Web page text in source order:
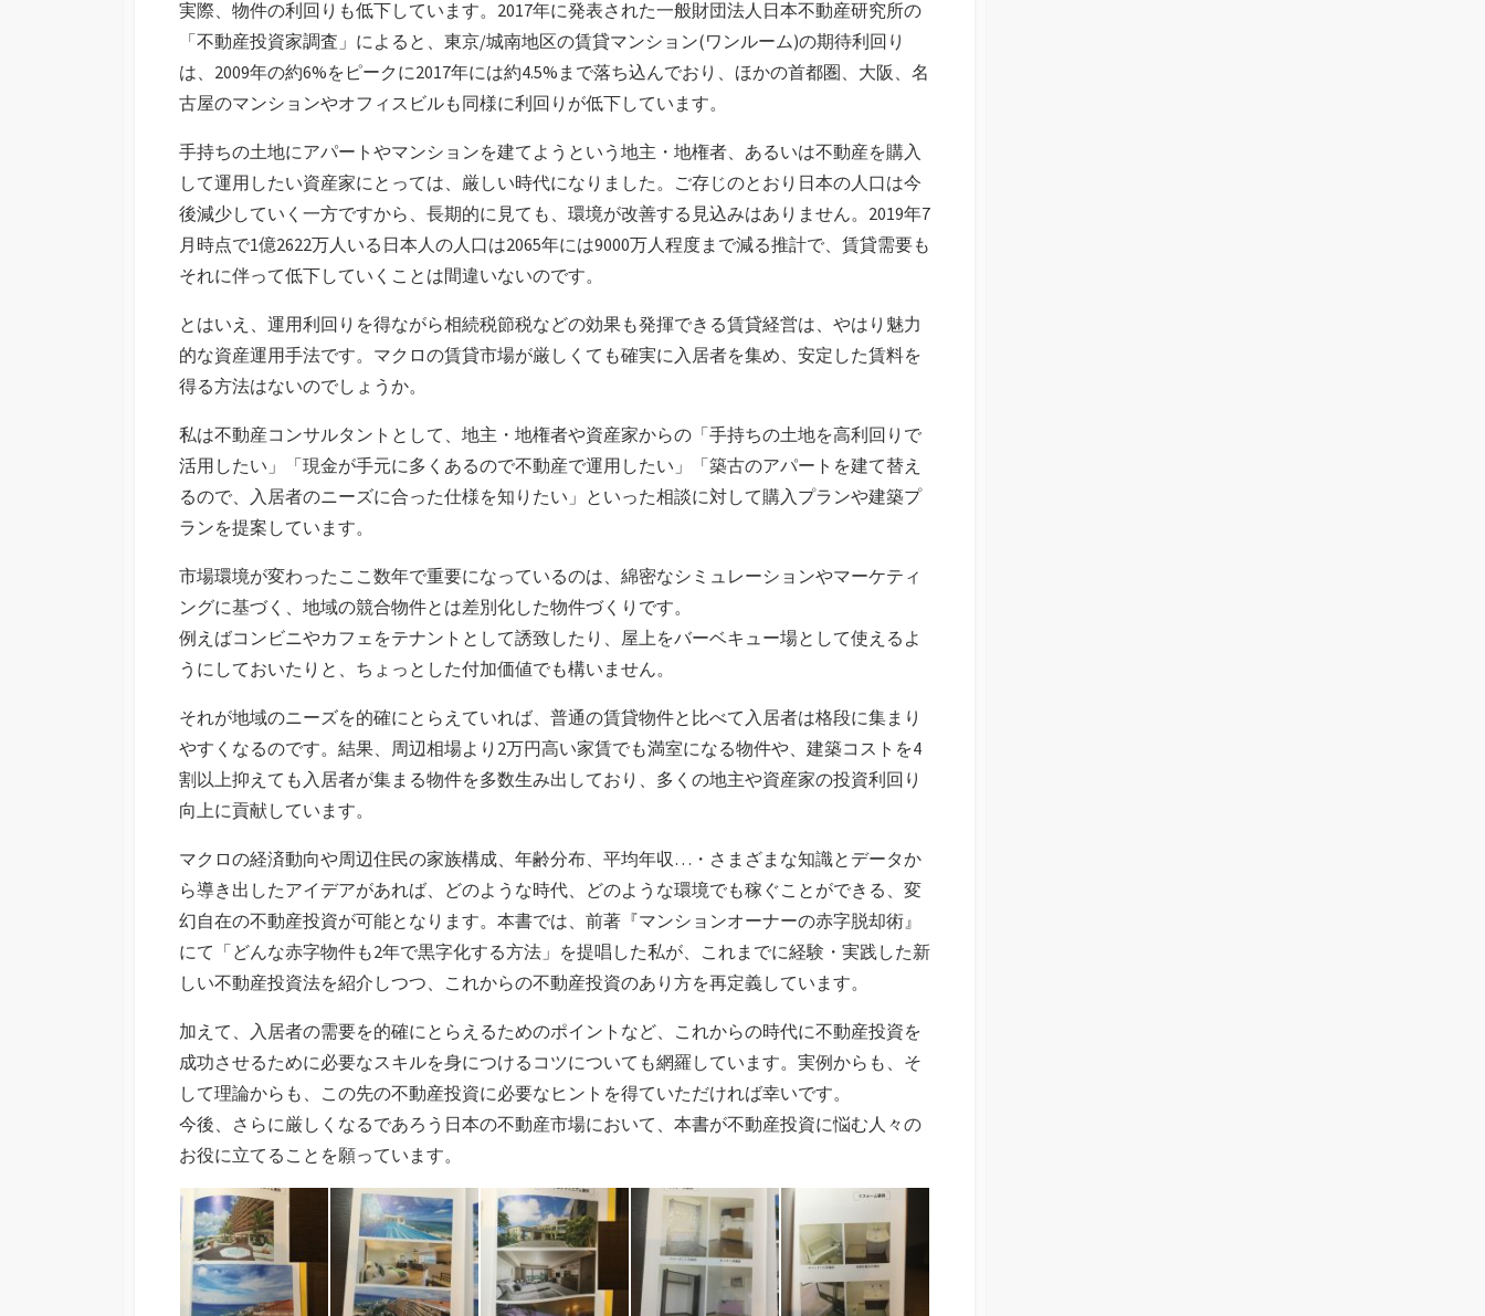
実際、物件の利回りも低下しています。2017年に発表された一般財団法人日本不動産研究所の
「不動産投資家調査」によると、東京/城南地区の賃貸マンション(ワンルーム)の期待利回り
は、2009年の約6%をピークに2017年には約4.5%まで落ち込んでおり、ほかの首都圏、大阪、名
古屋のマンションやオフィスビルも同様に利回りが低下しています。
手持ちの土地にアパートやマンションを建てようという地主・地権者、あるいは不動産を購入
して運用したい資産家にとっては、厳しい時代になりました。ご存じのとおり日本の人口は今
後減少していく一方ですから、長期的に見ても、環境が改善する見込みはありません。2019年7
月時点で1億2622万人いる日本人の人口は2065年には9000万人程度まで減る推計で、賃貸需要も
それに伴って低下していくことは間違いないのです。
とはいえ、運用利回りを得ながら相続税節税などの効果も発揮できる賃貸経営は、やはり魅力
的な資産運用手法です。マクロの賃貸市場が厳しくても確実に入居者を集め、安定した賃料を
得る方法はないのでしょうか。
私は不動産コンサルタントとして、地主・地権者や資産家からの「手持ちの土地を高利回りで
活用したい」「現金が手元に多くあるので不動産で運用したい」「築古のアパートを建て替え
るので、入居者のニーズに合った仕様を知りたい」といった相談に対して購入プランや建築プ
ランを提案しています。
市場環境が変わったここ数年で重要になっているのは、綿密なシミュレーションやマーケティ
ングに基づく、地域の競合物件とは差別化した物件づくりです。
例えばコンビニやカフェをテナントとして誘致したり、屋上をバーベキュー場として使えるよ
うにしておいたりと、ちょっとした付加価値でも構いません。
それが地域のニーズを的確にとらえていれば、普通の賃貸物件と比べて入居者は格段に集まり
やすくなるのです。結果、周辺相場より2万円高い家賃でも満室になる物件や、建築コストを4
割以上抑えても入居者が集まる物件を多数生み出しており、多くの地主や資産家の投資利回り
向上に貢献しています。
マクロの経済動向や周辺住民の家族構成、年齢分布、平均年収…・さまざまな知識とデータか
ら導き出したアイデアがあれば、どのような時代、どのような環境でも稼ぐことができる、変
幻自在の不動産投資が可能となります。本書では、前著『マンションオーナーの赤字脱却術』
にて「どんな赤字物件も2年で黒字化する方法」を提唱した私が、これまでに経験・実践した新
しい不動産投資法を紹介しつつ、これからの不動産投資のあり方を再定義しています。
加えて、入居者の需要を的確にとらえるためのポイントなど、これからの時代に不動産投資を
成功させるために必要なスキルを身につけるコツについても網羅しています。実例からも、そ
して理論からも、この先の不動産投資に必要なヒントを得ていただければ幸いです。
今後、さらに厳しくなるであろう日本の不動産市場において、本書が不動産投資に悩む人々の
お役に立てることを願っています。